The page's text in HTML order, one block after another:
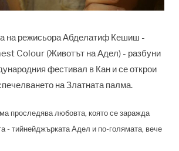
на режисьора Абделатиф Кешиш -
Colour (Животът на Адел) - разбуни
фестивал в Кан и се открои
на Златната палма.
проследява любовта, която се заражда
- тийнейджърката Адел и по-голямата, вече